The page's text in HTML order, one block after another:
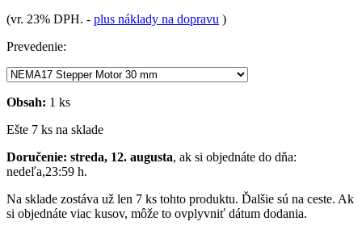
(vr. 23% DPH. - plus náklady na dopravu )
Prevedenie:
Obsah: 1 ks
Ešte 7 ks na sklade
Doručenie: streda, 12. augusta, ak si objednáte do dňa:
nedeľa,23:59 h.
Na sklade zostáva už len 7 ks tohto produktu. Ďalšie sú na ceste. Ak
si objednáte viac kusov, môže to ovplyvniť dátum dodania.